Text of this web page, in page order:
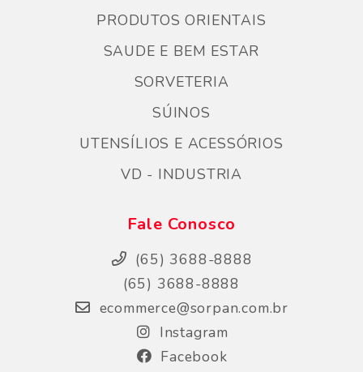
PRODUTOS ORIENTAIS
SAUDE E BEM ESTAR
SORVETERIA
SÚINOS
UTENSÍLIOS E ACESSÓRIOS
VD - INDUSTRIA
Fale Conosco
(65) 3688-8888
(65) 3688-8888
ecommerce@sorpan.com.br
Instagram
Facebook